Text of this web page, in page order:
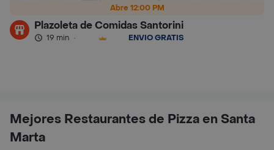
Abre 12:00 PM
Plazoleta de Comidas Santorini
19 min · ENVÍO GRATIS
Mejores Restaurantes de Pizza en Santa
Marta